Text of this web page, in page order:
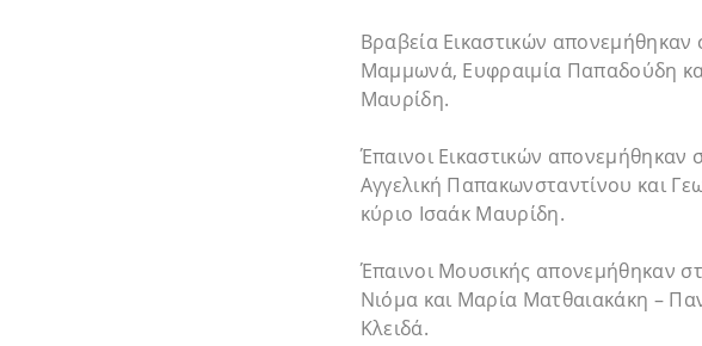
Βραβεία Εικαστικών
Μαμμωνά, Ευφραιμία Παπαδούδη
Μαυρίδη.
Έπαινοι Εικαστικών
Αγγελική Παπακωνσταντίνου και
κύριο Ισαάκ Μαυρίδη.
Έπαινοι Μουσικής απονεμήθηκαν
Νιόμα και Μαρία Ματθαιακάκη –
Κλειδά.